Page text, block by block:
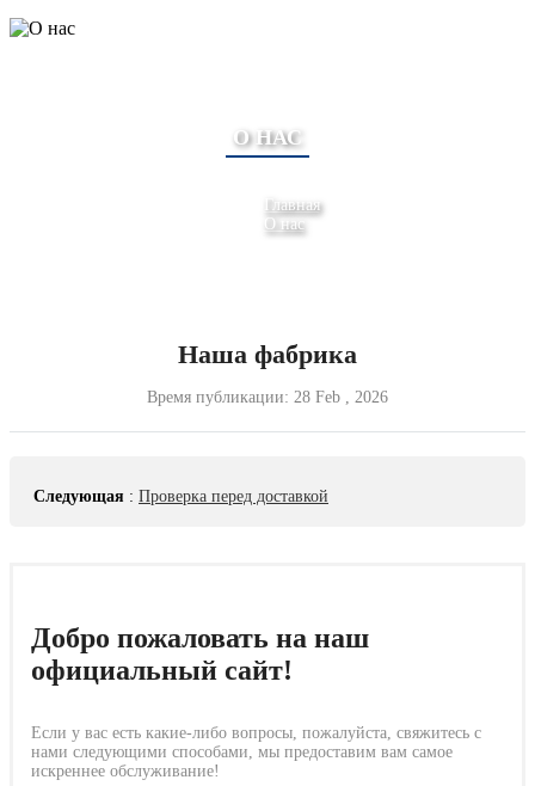
О НАС
Главная
О нас
Наша фабрика
Время публикации: 28 Feb , 2026
Следующая : Проверка перед доставкой
Добро пожаловать на наш
официальный сайт!
Если у вас есть какие-либо вопросы, пожалуйста, свяжитесь с
нами следующими способами, мы предоставим вам самое
искреннее обслуживание!